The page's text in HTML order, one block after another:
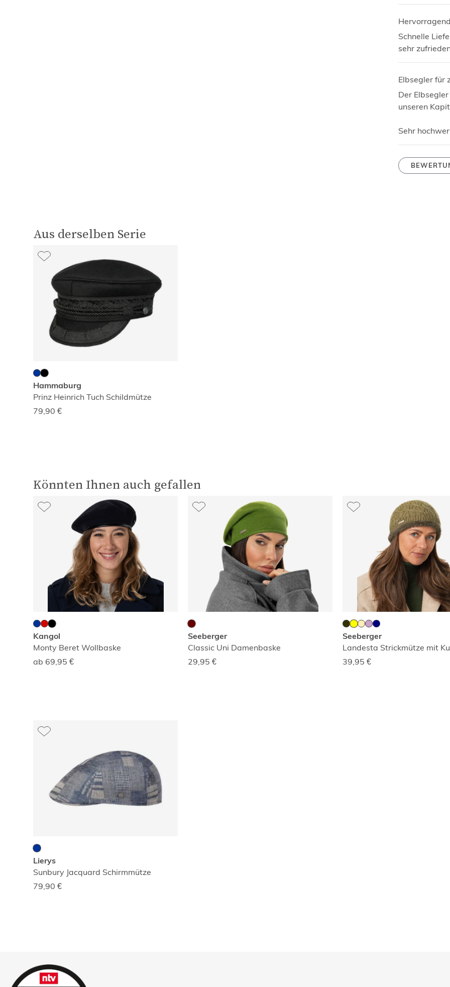
Schnelle
sehr
Elbsegler für
Der
unseren
Sehr
Aus derselben Serie
Hammaburg
Prinz Heinrich Tuch Schildmütze
79,90 €
Könnten Ihnen auch gefallen
Kangol
Monty Beret Wollbaske
ab 69,95 €
Seeberger
Classic Uni Damenbaske
29,95 €
Seeberger
Landesta Strickmütze mit
39,95 €
Lierys
Sunbury Jacquard Schirmmütze
79,90 €